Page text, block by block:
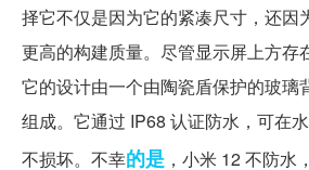
择它不仅是因为它的紧凑尺寸，还因
更高的构建质量。尽管显示屏上方存
它的设计由一个由陶瓷盾保护的玻璃
组成。它通过 IP68 认证防水，可在
不损坏。不幸的是 ，小米 12 不防水